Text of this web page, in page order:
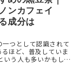
ンカフェイ
成分は
つとして認識されて
ほど、普及していま
いう人も多いかもしれ